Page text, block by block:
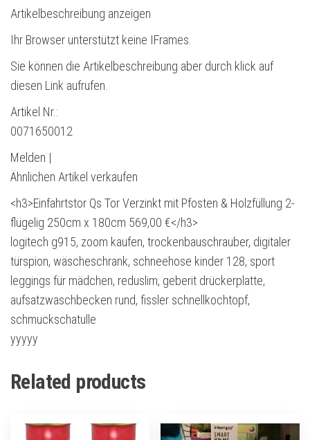
Artikelbeschreibung anzeigen
Ihr Browser unterstützt keine IFrames.
Sie können die Artikelbeschreibung aber durch klick auf
diesen Link aufrufen.
Artikel Nr.:
0071650012
Melden |
Ähnlichen Artikel verkaufen
<h3>Einfahrtstor Qs Tor Verzinkt mit Pfosten & Holzfüllung 2-
flügelig 250cm x 180cm 569,00 €</h3>
logitech g915, zoom kaufen, trockenbauschrauber, digitaler
türspion, wäscheschrank, schneehose kinder 128, sport
leggings für mädchen, reduslim, geberit drückerplatte,
aufsatzwaschbecken rund, fissler schnellkochtopf,
schmuckschatulle
yyyyy
Related products